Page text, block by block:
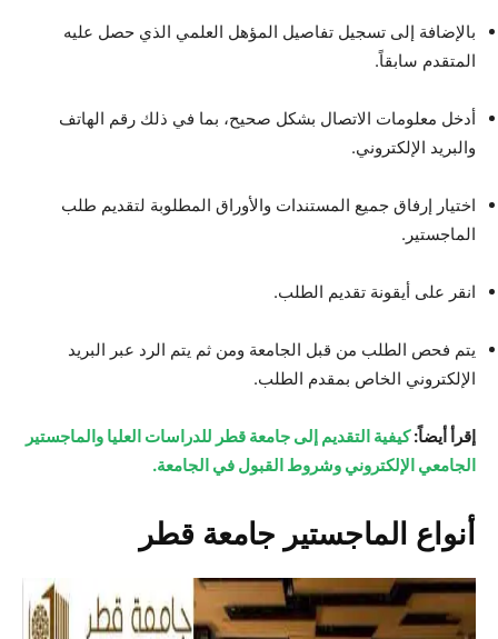
بالإضافة إلى تسجيل تفاصيل المؤهل العلمي الذي حصل عليه
المتقدم سابقاً.
أدخل معلومات الاتصال بشكل صحيح، بما في ذلك رقم الهاتف
والبريد الإلكتروني.
اختيار إرفاق جميع المستندات والأوراق المطلوبة لتقديم طلب
الماجستير.
انقر على أيقونة تقديم الطلب.
يتم فحص الطلب من قبل الجامعة ومن ثم يتم الرد عبر البريد
الإلكتروني الخاص بمقدم الطلب.
إقرأ أيضاً:كيفية التقديم إلى جامعة قطر للدراسات العليا والماجستير
الجامعي الإلكتروني وشروط القبول في الجامعة.
أنواع الماجستير جامعة قطر